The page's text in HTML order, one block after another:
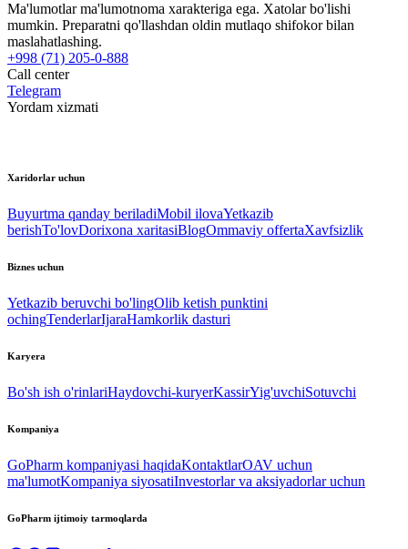
Ma'lumotlar ma'lumotnoma xarakteriga ega. Xatolar bo'lishi
mumkin. Preparatni qo'llashdan oldin mutlaqo shifokor bilan
maslahatlashing.
+998 (71) 205-0-888
Call center
Telegram
Yordam xizmati
Xaridorlar uchun
Buyurtma qanday beriladiMobil ilovaYetkazib
berishTo'lovDorixona xaritasiBlogOmmaviy offertaXavfsizlik
Biznes uchun
Yetkazib beruvchi bo'lingOlib ketish punktini
ochingTenderlarIjaraHamkorlik dasturi
Karyera
Bo'sh ish o'rinlariHaydovchi-kuryerKassirYig'uvchiSotuvchi
Kompaniya
GoPharm kompaniyasi haqidaKontaktlarOAV uchun
ma'lumotKompaniya siyosatiInvestorlar va aksiyadorlar uchun
GoPharm ijtimoiy tarmoqlarda